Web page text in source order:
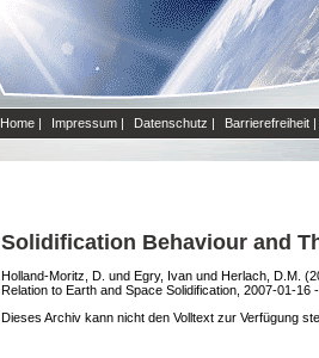
Home | Impressum | Datenschutz | Barrierefreiheit |
Solidification Behaviour and
Holland-Moritz, D. und Egry, Ivan und Herlach, D.M.
Relation to Earth and Space Solidification, 2007-01-
Dieses Archiv kann nicht den Volltext zur Verfügung